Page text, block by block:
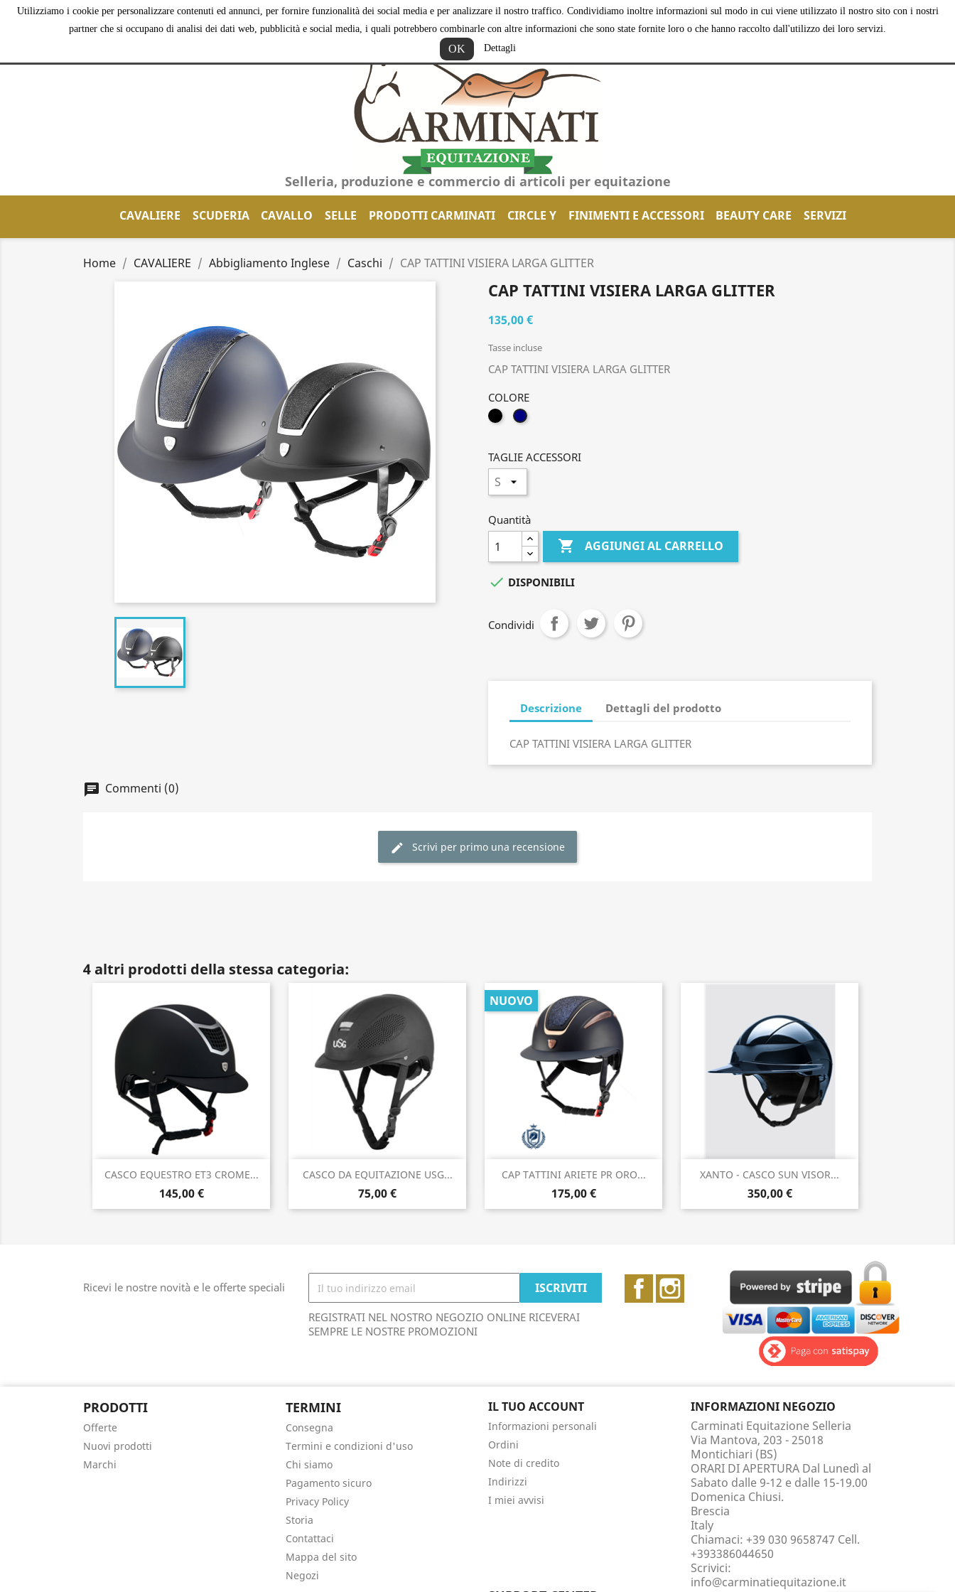
Utilizziamo i cookie per personalizzare contenuti ed annunci, per fornire funzionalità dei social media e per analizzare il nostro traffico. Condividiamo inoltre informazioni sul modo in cui viene utilizzato il nostro sito con i nostri
partner che si occupano di analisi dei dati web, pubblicità e social media, i quali potrebbero combinarle con altre informazioni che sono state fornite loro o che hanno raccolto dall'utilizzo dei loro servizi.
OK Dettagli
 Accedi shopping_cart Carrello(0)
Selleria, produzione e commercio di articoli per equitazione
CAVALIERE SCUDERIA CAVALLO SELLE PRODOTTI CARMINATI CIRCLE Y FINIMENTI E ACCESSORI BEAUTY CARE SERVIZI
Home CAVALIERE Abbigliamento Inglese Caschi CAP TATTINI VISIERA LARGA GLITTER
CAP TATTINI VISIERA LARGA GLITTER
135,00 €
Tasse incluse
CAP TATTINI VISIERA LARGA GLITTER
COLORE
NEROBLU
TAGLIE ACCESSORI
Quantità
 AGGIUNGI AL CARRELLO
 DISPONIBILI
Condividi
Descrizione Dettagli del prodotto
CAP TATTINI VISIERA LARGA GLITTER
Commenti (0)
Scrivi per primo una recensione
4 altri prodotti della stessa categoria:
CASCO EQUESTRO ET3 CROME...
145,00 €
Anteprima CASCO DA EQUITAZIONE USG...
75,00 €
Anteprima CAP TATTINI ARIETE PR ORO...
175,00 €
NUOVO
Anteprima XANTO - CASCO SUN VISOR...
350,00 €
Anteprima
Ricevi le nostre novità e le offerte speciali
REGISTRATI NEL NOSTRO NEGOZIO ONLINE RICEVERAI
SEMPRE LE NOSTRE PROMOZIONI
Facebook
PRODOTTI
Offerte
Nuovi prodotti
Marchi
TERMINI
Consegna
Termini e condizioni d'uso
Chi siamo
Pagamento sicuro
Privacy Policy
Storia
Contattaci
Mappa del sito
Negozi
IL TUO ACCOUNT
Informazioni personali
Ordini
Note di credito
Indirizzi
I miei avvisi
INFORMAZIONI NEGOZIO
Carminati Equitazione Selleria
Via Mantova, 203 - 25018
Montichiari (BS)
ORARI DI APERTURA Dal Lunedì al
Sabato dalle 9-12 e dalle 15-19.00
Domenica Chiusi.
Brescia
Italy
Chiamaci: +39 030 9658747 Cell.
+393386044650
Scrivici:
info@carminatiequitazione.it